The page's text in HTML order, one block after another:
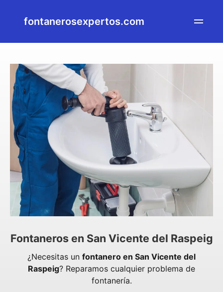
fontanerosexpertos.com
Fontaneros en San Vicente del Raspeig
¿Necesitas un fontanero en San Vicente del
Raspeig? Reparamos cualquier problema de
fontanería.